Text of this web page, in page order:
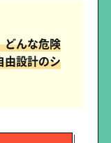
どんな危険
由設計のシ